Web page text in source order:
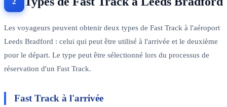
Les voyageurs peuvent obtenir deux types de Fast Track à l'aéroport
Leeds Bradford : celui qui peut être utilisé à l'arrivée et le deuxième
pour le départ. Le type peut être sélectionné lors du processus de
réservation d'un Fast Track.
Fast Track à l'arrivée